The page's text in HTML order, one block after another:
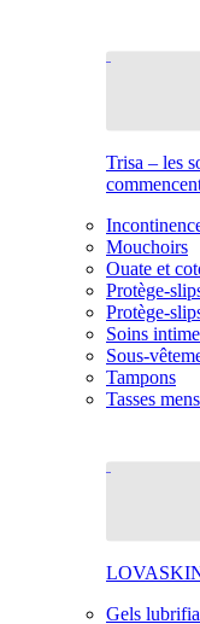
Trisa – les
Mouchoirs
Ouate et
Protège-
Protège-
Soins
Sous-
Tampons
Tasses
Gels